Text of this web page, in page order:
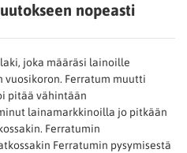
nopeasti
laki, joka määräsi lainoille
vuosikoron. Ferratum muutti
pitää vähintään
lainamarkkinoilla jo pitkään
Ferratumin
Ferratumin pysymisestä